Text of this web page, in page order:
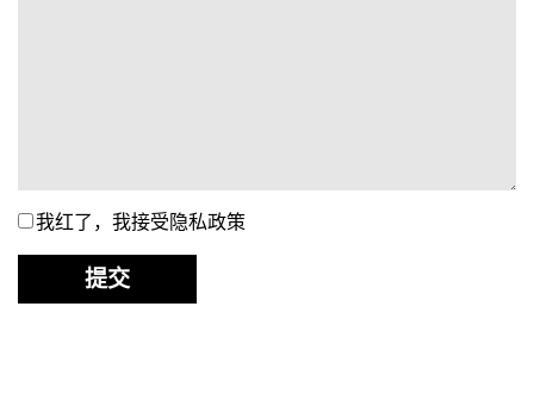
我红了，我接受隐私政策
提交